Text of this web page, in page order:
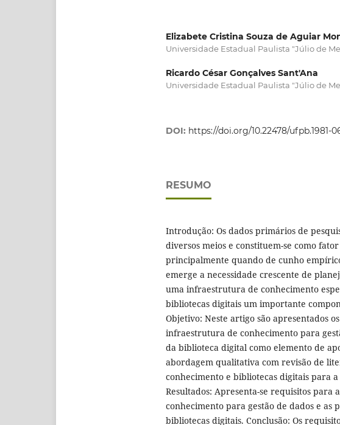
Elizabete Cristina Souza de Aguiar
Universidade Estadual Paulista "Júlio de
Ricardo César Gonçalves Sant'Ana
Universidade Estadual Paulista "Júlio de
DOI: https://doi.org/10.22478/ufpb.1981-
RESUMO
Introdução: Os dados primários de
diversos meios e constituem-se como
principalmente quando de cunho
emerge a necessidade crescente de
uma infraestrutura de conhecimento
bibliotecas digitais um importante
Objetivo: Neste artigo são apresentados
infraestrutura de conhecimento para
da biblioteca digital como elemento de
abordagem qualitativa com revisão de
conhecimento e bibliotecas digitais para a
Resultados: Apresenta-se requisitos para
conhecimento para gestão de dados e as
bibliotecas digitais. Conclusão: Os